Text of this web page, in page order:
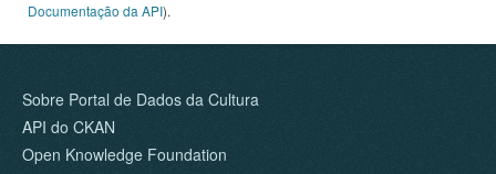
Documentação da API).
Sobre Portal de Dados da Cultura
API do CKAN
Open Knowledge Foundation